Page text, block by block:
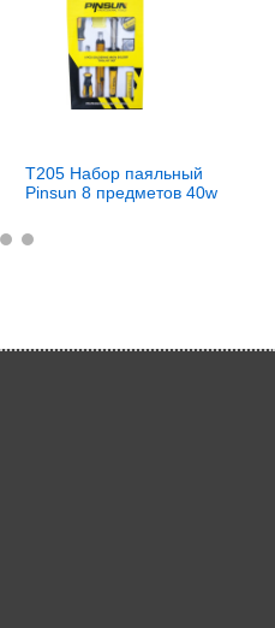
T205 Набор паяльный
Pinsun 8 предметов 40w